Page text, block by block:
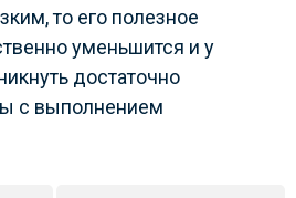
то его полезное
уменьшится и у
достаточно
с выполнением